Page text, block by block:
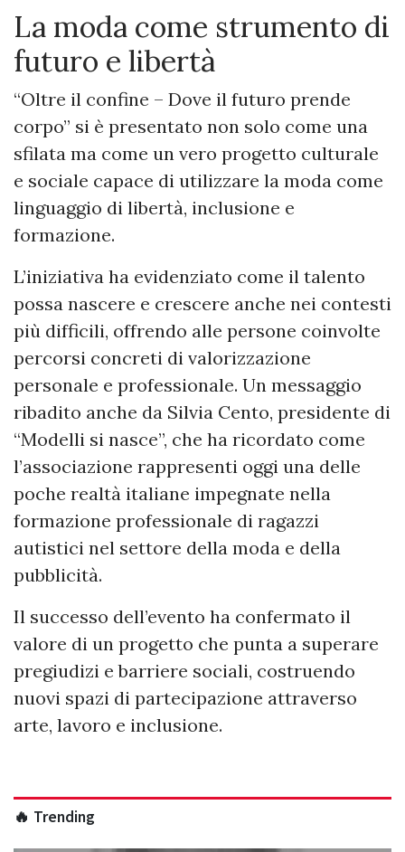
La moda come strumento di
futuro e libertà
“Oltre il confine – Dove il futuro prende
corpo” si è presentato non solo come una
sfilata ma come un vero progetto culturale
e sociale capace di utilizzare la moda come
linguaggio di libertà, inclusione e
formazione.
L’iniziativa ha evidenziato come il talento
possa nascere e crescere anche nei contesti
più difficili, offrendo alle persone coinvolte
percorsi concreti di valorizzazione
personale e professionale. Un messaggio
ribadito anche da Silvia Cento, presidente di
“Modelli si nasce”, che ha ricordato come
l’associazione rappresenti oggi una delle
poche realtà italiane impegnate nella
formazione professionale di ragazzi
autistici nel settore della moda e della
pubblicità.
Il successo dell’evento ha confermato il
valore di un progetto che punta a superare
pregiudizi e barriere sociali, costruendo
nuovi spazi di partecipazione attraverso
arte, lavoro e inclusione.
🔥 Trending